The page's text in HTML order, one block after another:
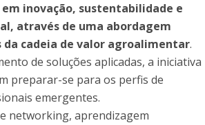
inovação, sustentabilidade e
através de uma abordagem
cadeia de valor agroalimentar.
de soluções aplicadas, a iniciativa
preparar-se para os perfis de
emergentes.
networking, aprendizagem